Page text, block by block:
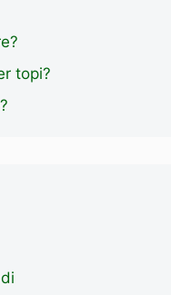
topi?